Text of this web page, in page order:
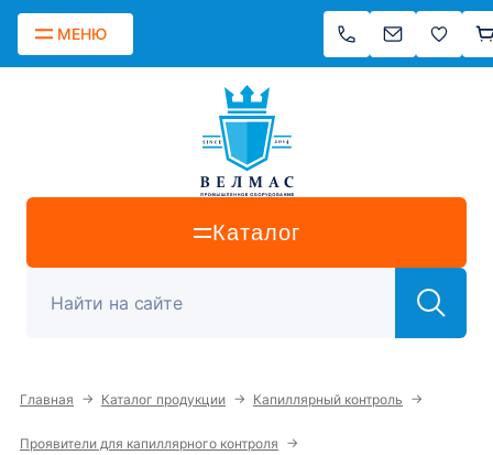
МЕНЮ
Каталог
Главная → Каталог продукции → Капиллярный контроль →
Проявители для капиллярного контроля →